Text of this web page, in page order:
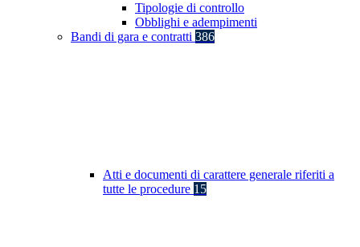
Tipologie di controllo
Obblighi e adempimenti
Bandi di gara e contratti 386
Atti e documenti di carattere generale riferiti a
tutte le procedure 15